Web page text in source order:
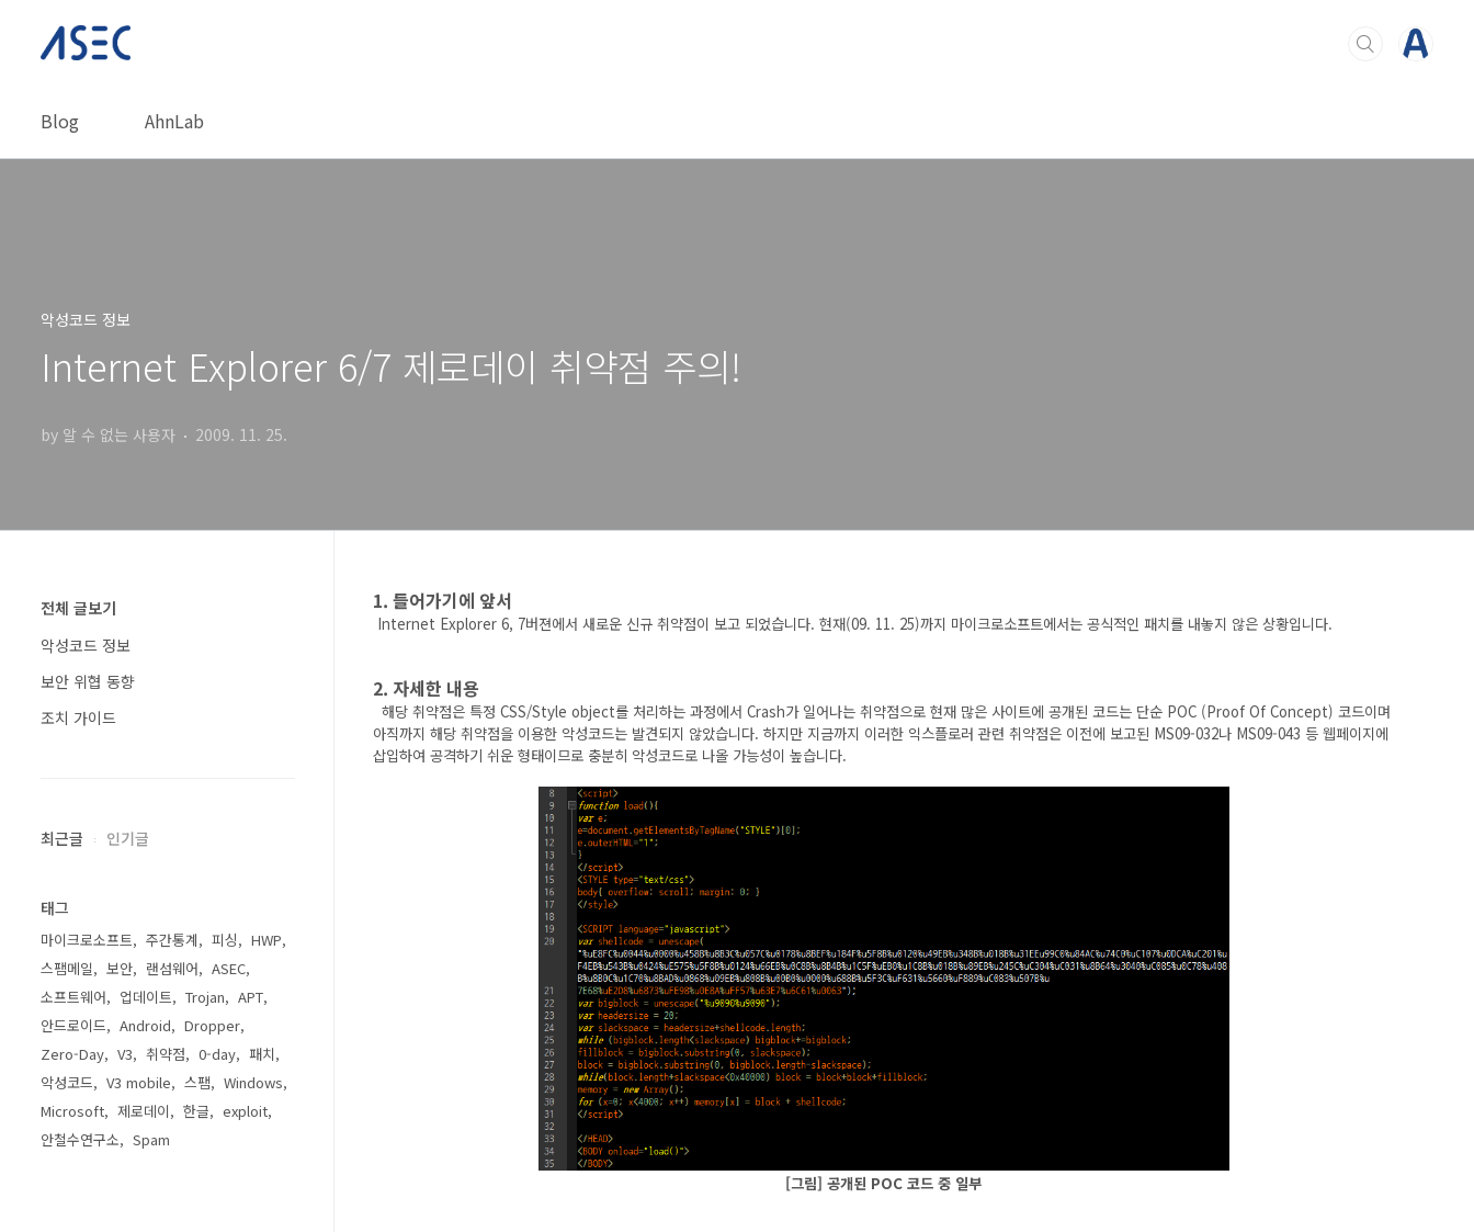
Blog AhnLab
악성코드 정보
Internet Explorer 6/7 제로데이 취약점 주의!
by 알 수 없는 사용자 2009. 11. 25.
1. 들어가기에 앞서
Internet Explorer 6, 7버젼에서 새로운 신규 취약점이 보고 되었습니다. 현재(09. 11. 25)까지 마이크로소프트에서는 공식적인 패치를 내놓지 않은 상황입니다.
2. 자세한 내용
해당 취약점은 특정 CSS/Style object를 처리하는 과정에서 Crash가 일어나는 취약점으로 현재 많은 사이트에 공개된 코드는 단순 POC (Proof Of Concept) 코드이며
아직까지 해당 취약점을 이용한 악성코드는 발견되지 않았습니다. 하지만 지금까지 이러한 익스플로러 관련 취약점은 이전에 보고된 MS09-032나 MS09-043 등 웹페이지에
삽입하여 공격하기 쉬운 형태이므로 충분히 악성코드로 나올 가능성이 높습니다.
[그림] 공개된 POC 코드 중 일부
전체 글보기
악성코드 정보
보안 위협 동향
조치 가이드
최근글 인기글
태그
마이크로소프트 주간통계 피싱
HWP
스팸메일
보안 랜섬웨어
ASEC
소프트웨어
업데이트 Trojan
APT
안드로이드
Android
Dropper
Zero-Day
V3 취약점 0-day
패치
악성코드
V3 mobile 스팸
Windows
Microsoft
제로데이 한글
exploit
안철수연구소
Spam